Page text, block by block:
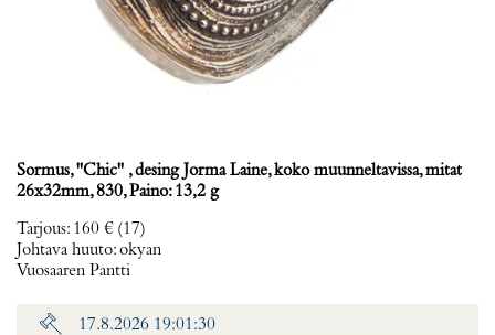
Sormus, ''Chic'' , desing Jorma Laine, koko muunneltavissa, mitat
26x32mm, 830, Paino: 13,2 g
Tarjous: 160 € (17)
Johtava huuto:okyan
Vuosaaren Pantti
17.8.2026 19:01:30